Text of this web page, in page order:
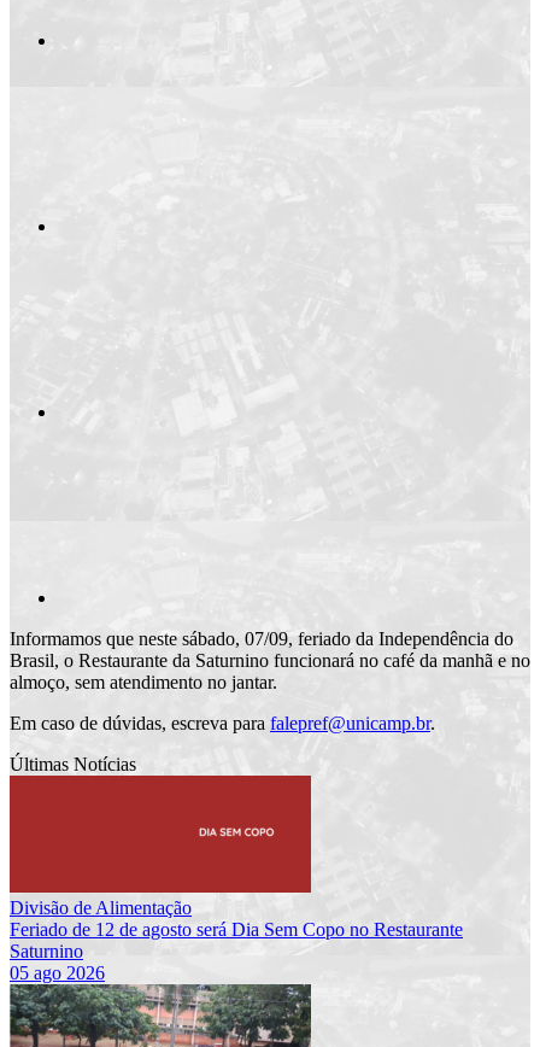
Informamos que neste sábado, 07/09, feriado da Independência do
Brasil, o Restaurante da Saturnino funcionará no café da manhã e no
almoço, sem atendimento no jantar.
Em caso de dúvidas, escreva para falepref@unicamp.br.
Últimas Notícias
Divisão de Alimentação
Feriado de 12 de agosto será Dia Sem Copo no Restaurante
Saturnino
05 ago 2026